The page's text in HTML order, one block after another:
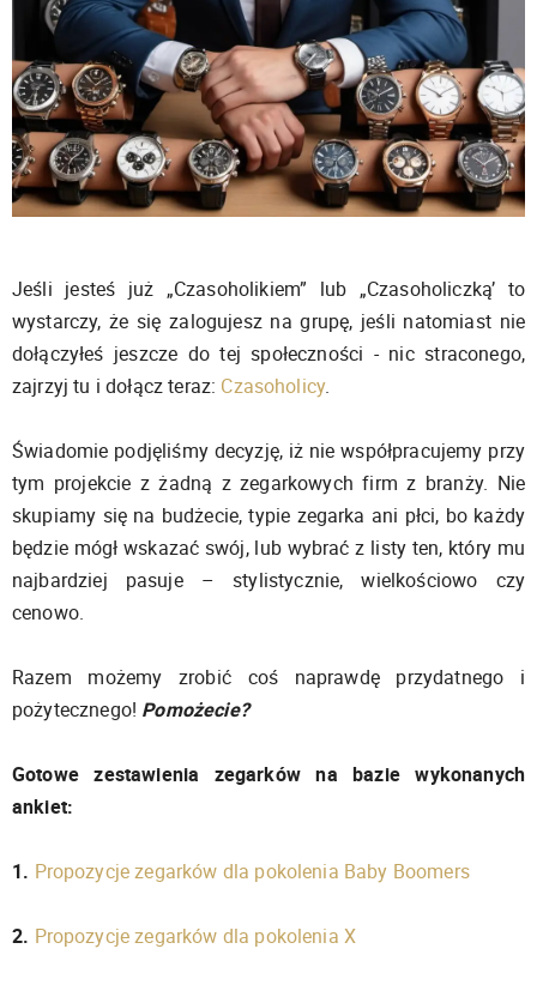
Jeśli jesteś już „Czasoholikiem” lub „Czasoholiczką’ to
wystarczy, że się zalogujesz na grupę, jeśli natomiast nie
dołączyłeś jeszcze do tej społeczności - nic straconego,
zajrzyj tu i dołącz teraz: Czasoholicy.
Świadomie podjęliśmy decyzję, iż nie współpracujemy przy
tym projekcie z żadną z zegarkowych firm z branży. Nie
skupiamy się na budżecie, typie zegarka ani płci, bo każdy
będzie mógł wskazać swój, lub wybrać z listy ten, który mu
najbardziej pasuje – stylistycznie, wielkościowo czy
cenowo.
Razem możemy zrobić coś naprawdę przydatnego i
pożytecznego! Pomożecie?
Gotowe zestawienia zegarków na bazie wykonanych
ankiet:
1. Propozycje zegarków dla pokolenia Baby Boomers
2. Propozycje zegarków dla pokolenia X